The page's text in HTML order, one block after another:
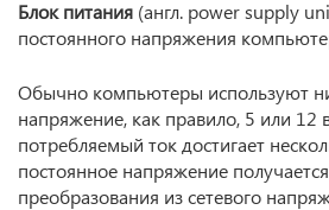
Блок питания (англ. power supply
постоянного напряжения
Обычно компьютеры используют
напряжение, как правило, 5 или 12
потребляемый ток достигает
постоянное напряжение получается
преобразования из сетевого